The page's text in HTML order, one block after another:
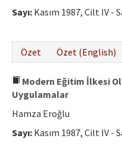
Sayı: Kasım 1987, Cilt IV -
Özet
Özet (English)
Modern Eğitim İlkesi
Uygulamalar
Hamza Eroğlu
Sayı: Kasım 1987, Cilt IV -